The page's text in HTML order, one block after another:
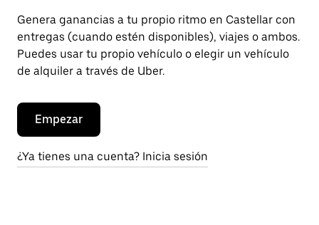
Genera ganancias a tu propio ritmo en Castellar con
entregas (cuando estén disponibles), viajes o ambos.
Puedes usar tu propio vehículo o elegir un vehículo
de alquiler a través de Uber.
Empezar
¿Ya tienes una cuenta? Inicia sesión